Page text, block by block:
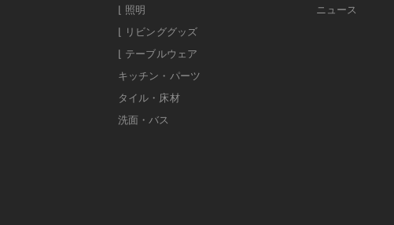
⌊ 照明
⌊ リビンググッズ
⌊ テーブルウェア
キッチン・パーツ
タイル・床材
洗面・バス
ニュース